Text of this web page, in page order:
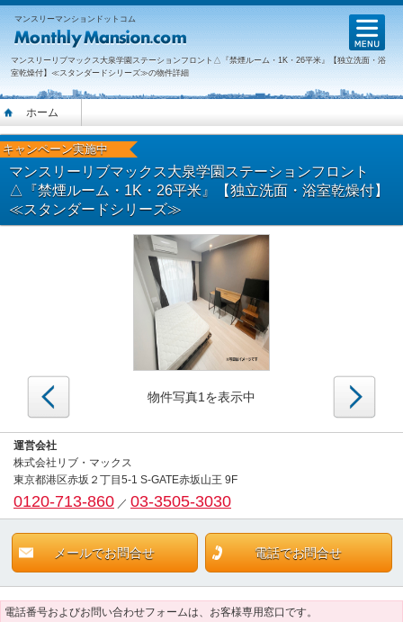
マンスリーマンションドットコム
マンスリーリブマックス大泉学園ステーションフロント△『禁煙ルーム・1K・26平米』【独立洗面・浴
室乾燥付】≪スタンダードシリーズ≫の物件詳細
ホーム
キャンペーン実施中
マンスリーリブマックス大泉学園ステーションフロント
△『禁煙ルーム・1K・26平米』【独立洗面・浴室乾燥付】
≪スタンダードシリーズ≫
物件写真1を表示中
運営会社
株式会社リブ・マックス
東京都港区赤坂２丁目5-1 S-GATE赤坂山王 9F
0120-713-860 ／ 03-3505-3030
メールでお問合せ 電話でお問合せ
電話番号およびお問い合わせフォームは、お客様専用窓口です。